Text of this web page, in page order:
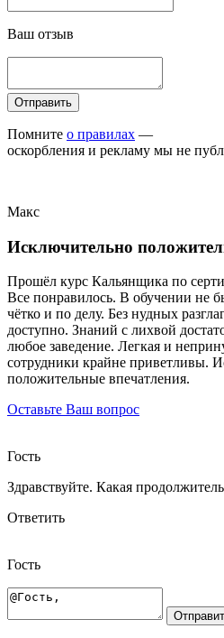
Ваш отзыв
Отправить
Помните о правилах —
оскорбления и рекламу мы не
Макс
Исключительно
Прошёл курс Кальянщика по
Все понравилось. В обучении не
чётко и по делу. Без нудных
доступно. Знаний с лихвой
любое заведение. Легкая и
сотрудники крайне приветливы.
положительные впечатления.
Оставьте Ваш вопрос
Гость
Здравствуйте. Какая
Ответить
Гость